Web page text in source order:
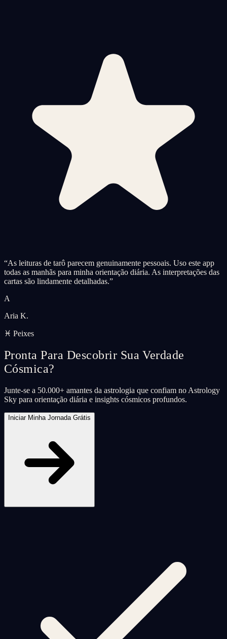
“As leituras de tarô parecem genuinamente pessoais. Uso este app
todas as manhãs para minha orientação diária. As interpretações das
cartas são lindamente detalhadas.”
A
Aria K.
♓ Peixes
Pronta Para Descobrir Sua Verdade
Cósmica?
Junte-se a 50.000+ amantes da astrologia que confiam no Astrology
Sky para orientação diária e insights cósmicos profundos.
Iniciar Minha Jornada Grátis